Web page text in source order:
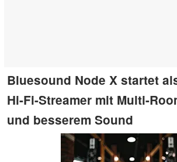
Bluesound Node X startet
Hi-Fi-Streamer mit Multi-
und besserem Sound